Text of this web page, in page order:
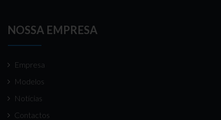
NOSSA EMPRESA
Empresa
Modelos
Notícias
Contactos